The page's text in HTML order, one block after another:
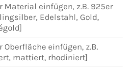
Material einfügen, z.B. 925er
Edelstahl, Gold,
Oberfläche einfügen, z.B.
mattiert, rhodiniert]